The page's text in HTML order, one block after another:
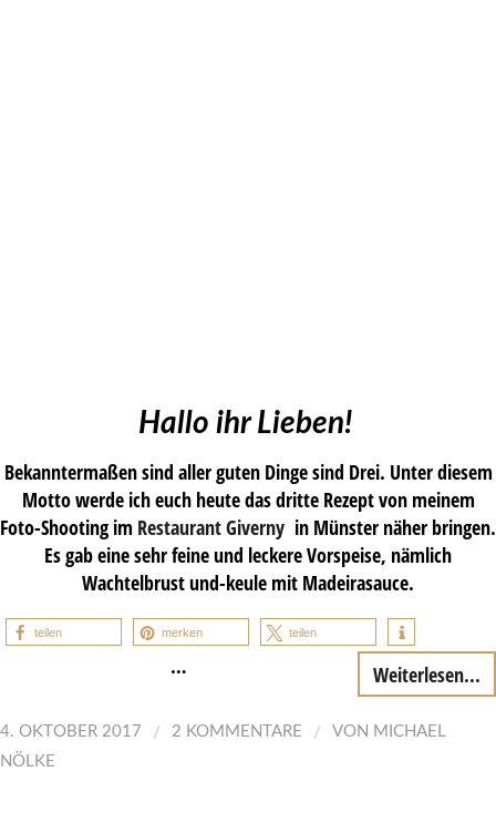
Hallo ihr Lieben!
Bekanntermaßen sind aller guten Dinge sind Drei. Unter diesem
Motto werde ich euch heute das dritte Rezept von meinem
Foto-Shooting im Restaurant Giverny in Münster näher bringen.
Es gab eine sehr feine und leckere Vorspeise, nämlich
Wachtelbrust und-keule mit Madeirasauce.
teilen merken teilen
… Weiterlesen...
4. OKTOBER 2017 / 2 KOMMENTARE / VON MICHAEL
NÖLKE